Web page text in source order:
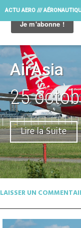
ACTU AERO ///
AirAsia
25
Lire la Suite
LAISSER UN